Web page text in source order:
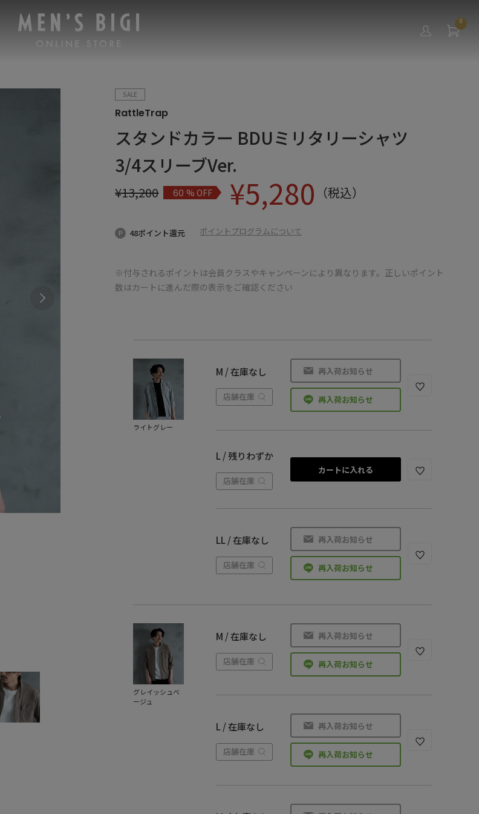
0
SALE
RattleTrap
スタンドカラー BDUミリタリーシャツ
3/4スリーブVer.
¥13,200 60 % OFF ¥5,280 （税込）
48ポイント還元 ポイントプログラムについて
※付与されるポイントは会員クラスやキャンペーンにより異なります。正しいポイント
数はカートに進んだ際の表示をご確認ください
ライトグレー
M / 在庫なし
店舗在庫
再入荷お知らせ
再入荷お知らせ
L / 残りわずか
店舗在庫
カートに入れる
LL / 在庫なし
店舗在庫
再入荷お知らせ
再入荷お知らせ
グレイッシュベ
ージュ
M / 在庫なし
店舗在庫
再入荷お知らせ
再入荷お知らせ
L / 在庫なし
店舗在庫
再入荷お知らせ
再入荷お知らせ